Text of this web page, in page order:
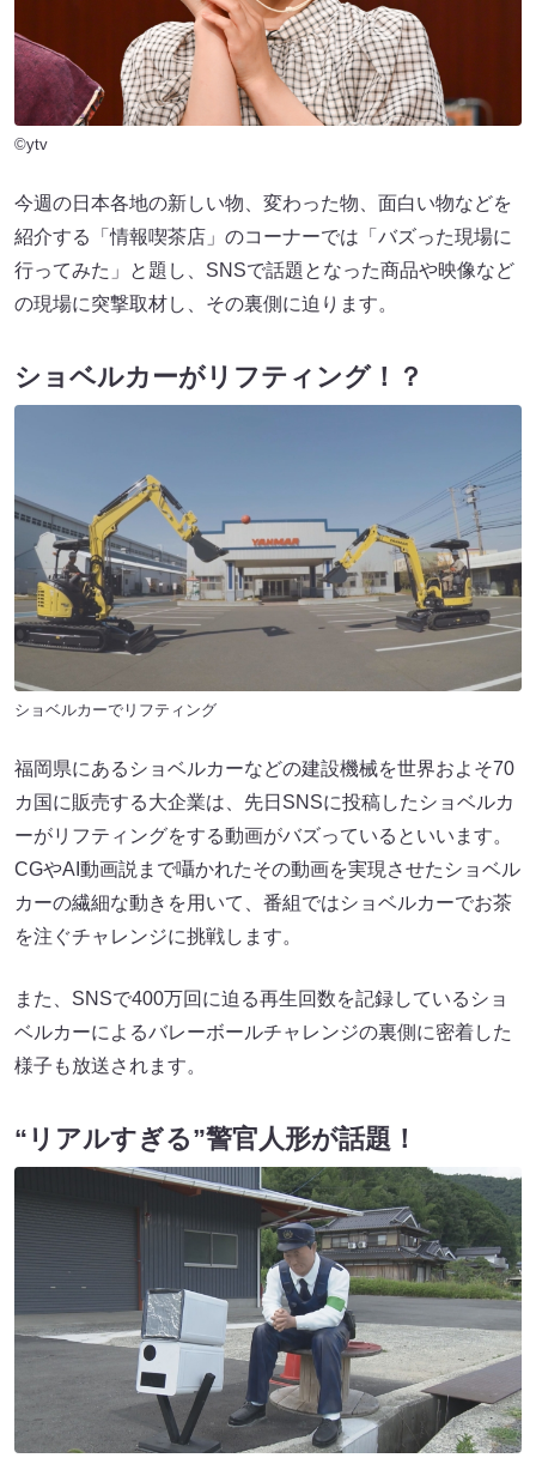
©ytv
今週の日本各地の新しい物、変わった物、面白い物などを
紹介する「情報喫茶店」のコーナーでは「バズった現場に
行ってみた」と題し、SNSで話題となった商品や映像など
の現場に突撃取材し、その裏側に迫ります。
ショベルカーがリフティング！？
ショベルカーでリフティング
福岡県にあるショベルカーなどの建設機械を世界およそ70
カ国に販売する大企業は、先日SNSに投稿したショベルカ
ーがリフティングをする動画がバズっているといいます。
CGやAI動画説まで囁かれたその動画を実現させたショベル
カーの繊細な動きを用いて、番組ではショベルカーでお茶
を注ぐチャレンジに挑戦します。
また、SNSで400万回に迫る再生回数を記録しているショ
ベルカーによるバレーボールチャレンジの裏側に密着した
様子も放送されます。
“リアルすぎる”警官人形が話題！